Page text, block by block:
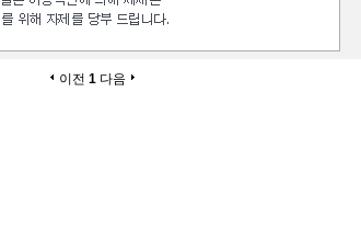
이전 1 다음